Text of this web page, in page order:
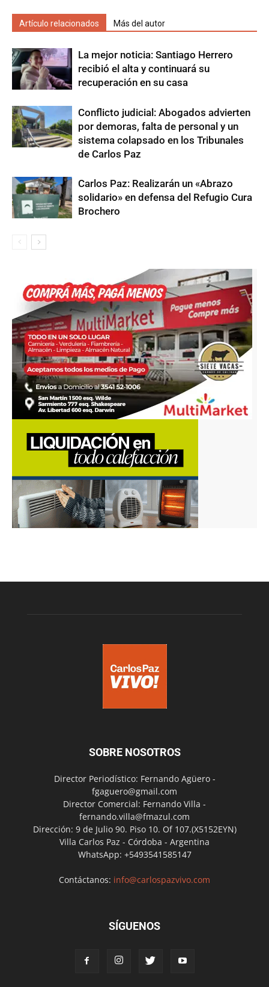
Artículo relacionados Más del autor
La mejor noticia: Santiago Herrero
recibió el alta y continuará su
recuperación en su casa
Conflicto judicial: Abogados advierten
por demoras, falta de personal y un
sistema colapsado en los Tribunales
de Carlos Paz
Carlos Paz: Realizarán un «Abrazo
solidario» en defensa del Refugio Cura
Brochero
SOBRE NOSOTROS
Director Periodístico: Fernando Agüero -
fgaguero@gmail.com
Director Comercial: Fernando Villa -
fernando.villa@fmazul.com
Dirección: 9 de Julio 90. Piso 10. Of 107.(X5152EYN)
Villa Carlos Paz - Córdoba - Argentina
WhatsApp: +5493541585147
Contáctanos: info@carlospazvivo.com
SÍGUENOS